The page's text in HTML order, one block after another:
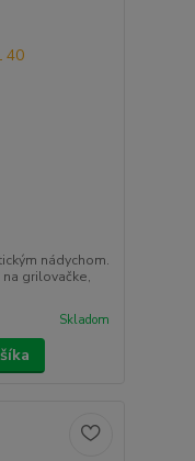
nádychom.
grilovačke,
Skladom